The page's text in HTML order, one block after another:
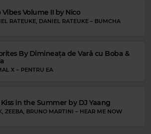
Vibes Volume II by Nico
RATEUKE, DANIEL RATEUKE – BUMCHA
By Dimineața de Vară cu Boba &
X – PENTRU EA
Kiss in the Summer by DJ Yaang
ZEEBA, BRUNO MARTINI – HEAR ME NOW